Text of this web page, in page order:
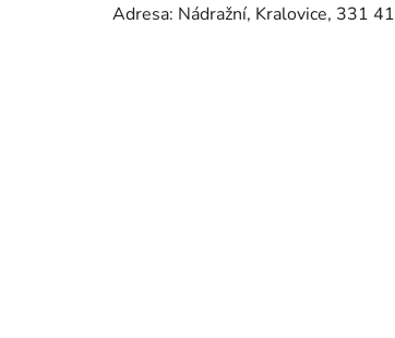
Adresa: Nádražní, Kralovice, 331 41